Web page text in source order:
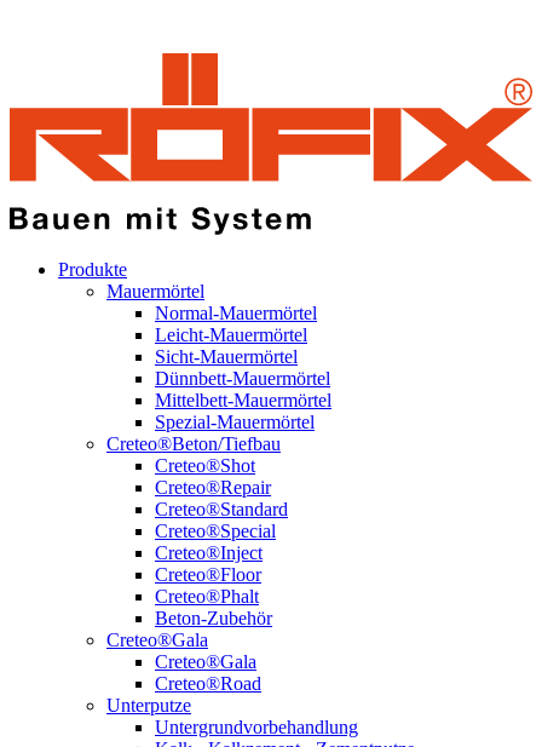
Produkte
Mauermörtel
Normal-Mauermörtel
Leicht-Mauermörtel
Sicht-Mauermörtel
Dünnbett-Mauermörtel
Mittelbett-Mauermörtel
Spezial-Mauermörtel
Creteo®Beton/Tiefbau
Creteo®Shot
Creteo®Repair
Creteo®Standard
Creteo®Special
Creteo®Inject
Creteo®Floor
Creteo®Phalt
Beton-Zubehör
Creteo®Gala
Creteo®Gala
Creteo®Road
Unterputze
Untergrundvorbehandlung